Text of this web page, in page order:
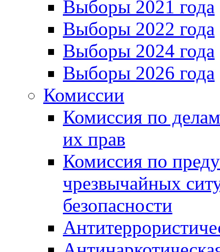
Выборы 2021 года
Выборы 2022 года
Выборы 2024 года
Выборы 2026 года
Комиссии
Комиссия по
их прав
Комиссия по
чрезвычайных
безопасности